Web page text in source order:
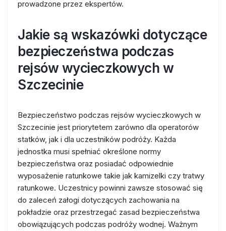
prowadzone przez ekspertów.
Jakie są wskazówki dotyczące
bezpieczeństwa podczas
rejsów wycieczkowych w
Szczecinie
Bezpieczeństwo podczas rejsów wycieczkowych w
Szczecinie jest priorytetem zarówno dla operatorów
statków, jak i dla uczestników podróży. Każda
jednostka musi spełniać określone normy
bezpieczeństwa oraz posiadać odpowiednie
wyposażenie ratunkowe takie jak kamizelki czy tratwy
ratunkowe. Uczestnicy powinni zawsze stosować się
do zaleceń załogi dotyczących zachowania na
pokładzie oraz przestrzegać zasad bezpieczeństwa
obowiązujących podczas podróży wodnej. Ważnym